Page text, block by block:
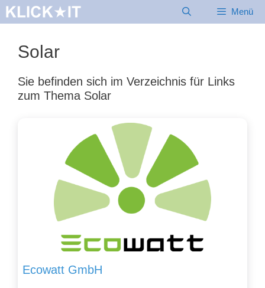
Zum
Inhalt
Menü
Solar
Sie befinden sich im Verzeichnis für Links
zum Thema Solar
Ecowatt GmbH